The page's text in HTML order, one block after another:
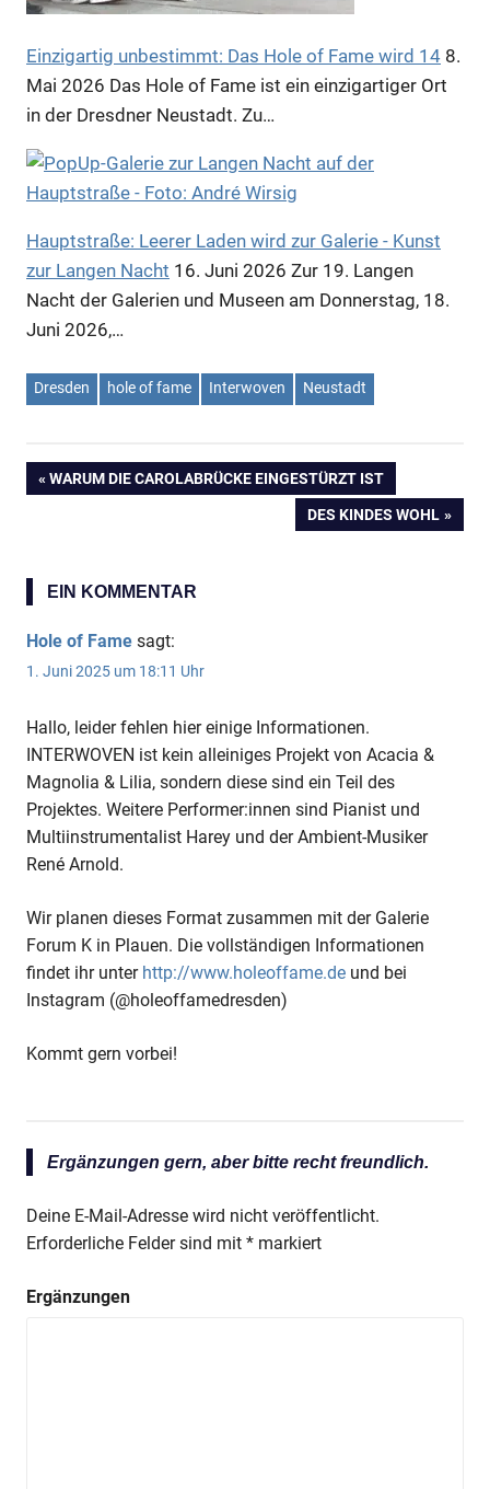
Anzeige
Anzeige
Einzigartig unbestimmt: Das Hole of Fame wird 14 8.
Mai 2026 Das Hole of Fame ist ein einzigartiger Ort
in der Dresdner Neustadt. Zu…
Hauptstraße: Leerer Laden wird zur Galerie - Kunst
zur Langen Nacht 16. Juni 2026 Zur 19. Langen
Nacht der Galerien und Museen am Donnerstag, 18.
Juni 2026,…
Dresden hole of fame Interwoven Neustadt
VORHERIGER
WARUM DIE CAROLABRÜCKE EINGESTÜRZT IST
NÄCHSTER
DES KINDES WOHL
EIN KOMMENTAR
Hole of Fame sagt:
1. Juni 2025 um 18:11 Uhr
Hallo, leider fehlen hier einige Informationen.
INTERWOVEN ist kein alleiniges Projekt von Acacia &
Magnolia & Lilia, sondern diese sind ein Teil des
Projektes. Weitere Performer:innen sind Pianist und
Multiinstrumentalist Harey und der Ambient-Musiker
René Arnold.
Wir planen dieses Format zusammen mit der Galerie
Forum K in Plauen. Die vollständigen Informationen
findet ihr unter http://www.holeoffame.de und bei
Instagram (@holeoffamedresden)
Kommt gern vorbei!
Ergänzungen gern, aber bitte recht freundlich.
Deine E-Mail-Adresse wird nicht veröffentlicht.
Erforderliche Felder sind mit * markiert
Ergänzungen